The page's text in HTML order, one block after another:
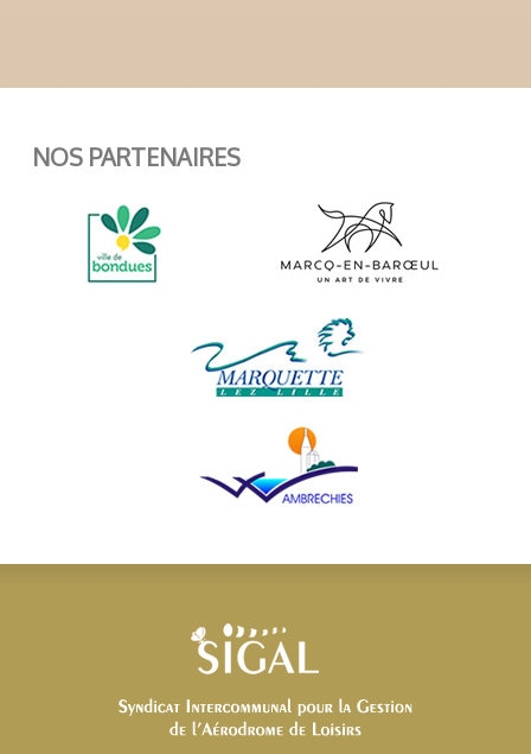
NOS PARTENAIRES